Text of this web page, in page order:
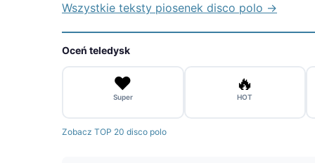
Wszystkie teksty piosenek disco polo →
Oceń teledysk
❤️
Super
🔥
HOT
Zobacz TOP 20 disco polo